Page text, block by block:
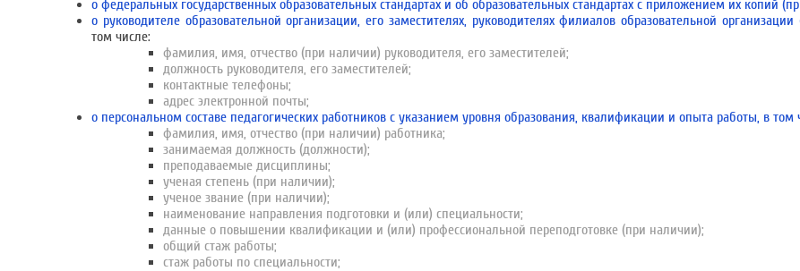
о федеральных государственных образовательных стандартах и об образовательных стандартах с приложением их копий
о руководителе образовательной организации, его заместителях, руководителях филиалов образовательной
том числе:
фамилия, имя, отчество (при наличии) руководителя, его заместителей;
должность руководителя, его заместителей;
контактные телефоны;
адрес электронной почты;
о персональном составе педагогических работников с указанием уровня образования, квалификации и опыта работы, в том
фамилия, имя, отчество (при наличии) работника;
занимаемая должность (должности);
преподаваемые дисциплины;
ученая степень (при наличии);
ученое звание (при наличии);
наименование направления подготовки и (или) специальности;
данные о повышении квалификации и (или) профессиональной переподготовке (при наличии);
общий стаж работы;
стаж работы по специальности;